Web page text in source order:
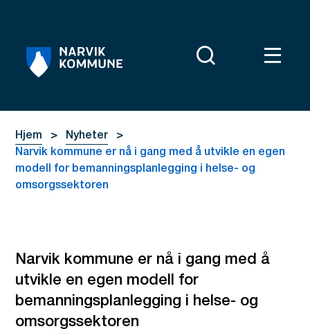
Du er her:
Hjem
Nyheter
Narvik kommune er nå i gang med å utvikle en egen
modell for bemanningsplanlegging i helse- og
omsorgssektoren
Narvik kommune er nå i gang med å
utvikle en egen modell for
bemanningsplanlegging i helse- og
omsorgssektoren